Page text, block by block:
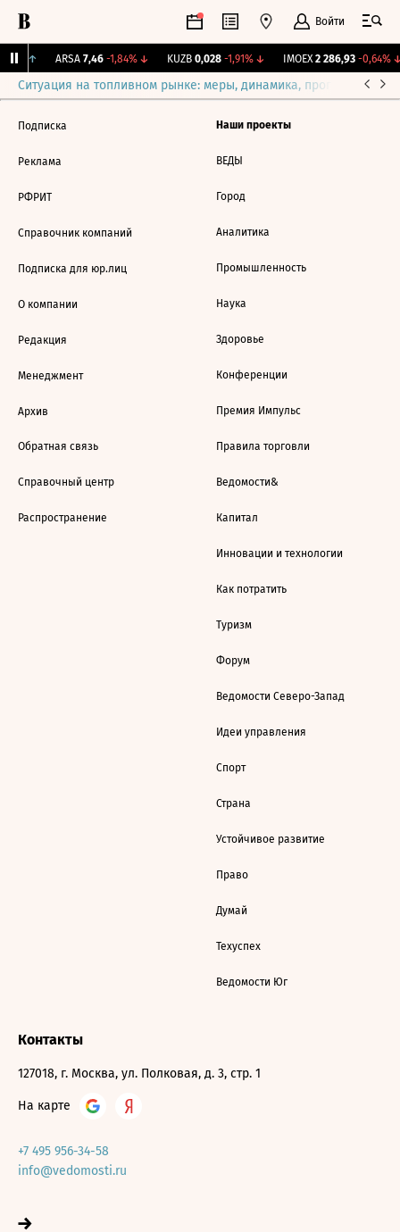
Войти
↑ ARSA 7,46 -1,84%↓ KUZB 0,028 -1,91%↓ IMOEX 2 286,93 -0,64%↓
Ситуация на топливном рынке: меры, динамика, прогнозы
Подписка
Реклама
РФРИТ
Справочник компаний
Подписка для юр.лиц
О компании
Редакция
Менеджмент
Архив
Обратная связь
Справочный центр
Распространение
Наши проекты
ВЕДЫ
Город
Аналитика
Промышленность
Наука
Здоровье
Конференции
Премия Импульс
Правила торговли
Ведомости&
Капитал
Инновации и технологии
Как потратить
Туризм
Форум
Ведомости Северо-Запад
Идеи управления
Спорт
Страна
Устойчивое развитие
Право
Думай
Техуспех
Ведомости Юг
Контакты
127018, г. Москва, ул. Полковая, д. 3, стр. 1
На карте
+7 495 956-34-58
info@vedomosti.ru